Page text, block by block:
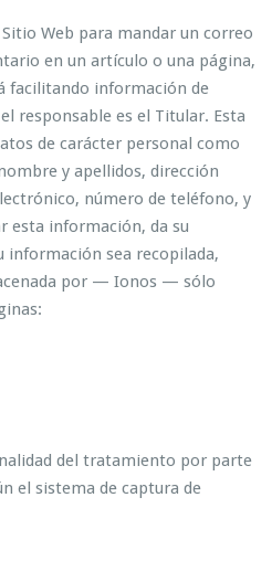
Web para mandar un correo
en un artículo o una página,
facilitando información de
responsable es el Titular. Esta
de carácter personal como
y apellidos, dirección
número de teléfono, y
esta información, da su
información sea recopilada,
por — Ionos — sólo
del tratamiento por parte
el sistema de captura de